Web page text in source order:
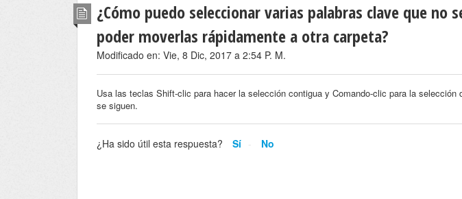
¿Cómo puedo seleccionar varias palabras clave que no
poder moverlas rápidamente a otra carpeta?
Modificado en: Vie, 8 Dic, 2017 a 2:54 P. M.
Usa las teclas Shift-clic para hacer la selección contigua y Comando-clic para la selección
se siguen.
¿Ha sido útil esta respuesta? Sí No